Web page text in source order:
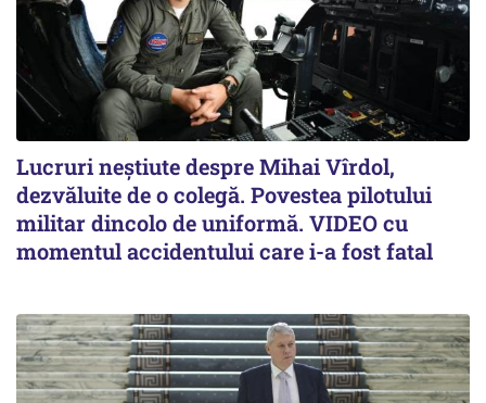
Lucruri neștiute despre Mihai Vîrdol,
dezvăluite de o colegă. Povestea pilotului
militar dincolo de uniformă. VIDEO cu
momentul accidentului care i-a fost fatal